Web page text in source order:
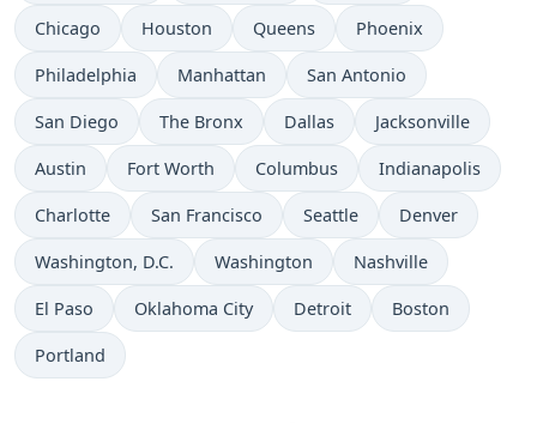
Chicago Houston Queens Phoenix
Philadelphia Manhattan San Antonio
San Diego The Bronx Dallas Jacksonville
Austin Fort Worth Columbus Indianapolis
Charlotte San Francisco Seattle Denver
Washington, D.C. Washington Nashville
El Paso Oklahoma City Detroit Boston
Portland